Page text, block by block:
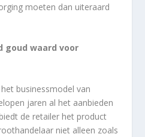
moeten dan uiteraard
goud waard voor
businessmodel van
jaren al het aanbieden
de retailer het product
niet alleen zoals